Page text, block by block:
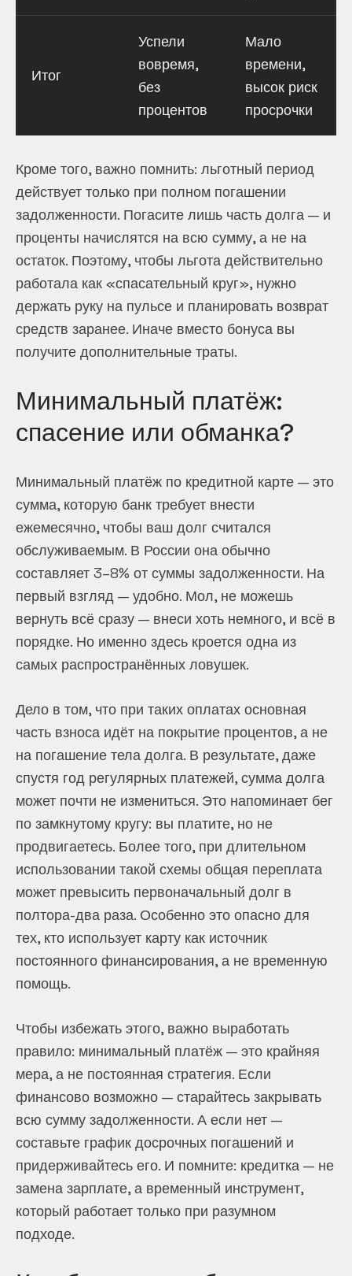
Итог
Успели
вовремя,
без
процентов
Мало
времени,
высок риск
просрочки
Кроме того, важно помнить: льготный период
действует только при полном погашении
задолженности. Погасите лишь часть долга — и
проценты начислятся на всю сумму, а не на
остаток. Поэтому, чтобы льгота действительно
работала как «спасательный круг», нужно
держать руку на пульсе и планировать возврат
средств заранее. Иначе вместо бонуса вы
получите дополнительные траты.
Минимальный платёж:
спасение или обманка?
Минимальный платёж по кредитной карте — это
сумма, которую банк требует внести
ежемесячно, чтобы ваш долг считался
обслуживаемым. В России она обычно
составляет 3–8% от суммы задолженности. На
первый взгляд — удобно. Мол, не можешь
вернуть всё сразу — внеси хоть немного, и всё в
порядке. Но именно здесь кроется одна из
самых распространённых ловушек.
Дело в том, что при таких оплатах основная
часть взноса идёт на покрытие процентов, а не
на погашение тела долга. В результате, даже
спустя год регулярных платежей, сумма долга
может почти не измениться. Это напоминает бег
по замкнутому кругу: вы платите, но не
продвигаетесь. Более того, при длительном
использовании такой схемы общая переплата
может превысить первоначальный долг в
полтора-два раза. Особенно это опасно для
тех, кто использует карту как источник
постоянного финансирования, а не временную
помощь.
Чтобы избежать этого, важно выработать
правило: минимальный платёж — это крайняя
мера, а не постоянная стратегия. Если
финансово возможно — старайтесь закрывать
всю сумму задолженности. А если нет —
составьте график досрочных погашений и
придерживайтесь его. И помните: кредитка — не
замена зарплате, а временный инструмент,
который работает только при разумном
подходе.